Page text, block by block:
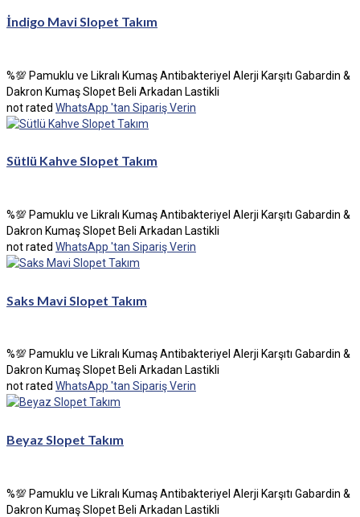
İndigo Mavi Slopet Takım
%💯 Pamuklu ve Likralı Kumaş Antibakteriyel Alerji Karşıtı Gabardin &
Dakron Kumaş Slopet Beli Arkadan Lastikli
not rated WhatsApp 'tan Sipariş Verin
Sütlü Kahve Slopet Takım
%💯 Pamuklu ve Likralı Kumaş Antibakteriyel Alerji Karşıtı Gabardin &
Dakron Kumaş Slopet Beli Arkadan Lastikli
not rated WhatsApp 'tan Sipariş Verin
Saks Mavi Slopet Takım
%💯 Pamuklu ve Likralı Kumaş Antibakteriyel Alerji Karşıtı Gabardin &
Dakron Kumaş Slopet Beli Arkadan Lastikli
not rated WhatsApp 'tan Sipariş Verin
Beyaz Slopet Takım
%💯 Pamuklu ve Likralı Kumaş Antibakteriyel Alerji Karşıtı Gabardin &
Dakron Kumaş Slopet Beli Arkadan Lastikli